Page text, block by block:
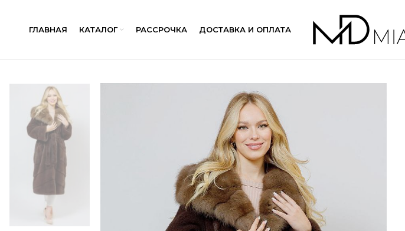
ГЛАВНАЯ КАТАЛОГ РАССРОЧКА ДОСТАВКА И ОПЛАТА